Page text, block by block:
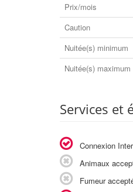
Prix/mois
Caution
Nuitée(s) minimum
Nuitée(s) maximum
Services et
Connexion
Animaux
Fumeur